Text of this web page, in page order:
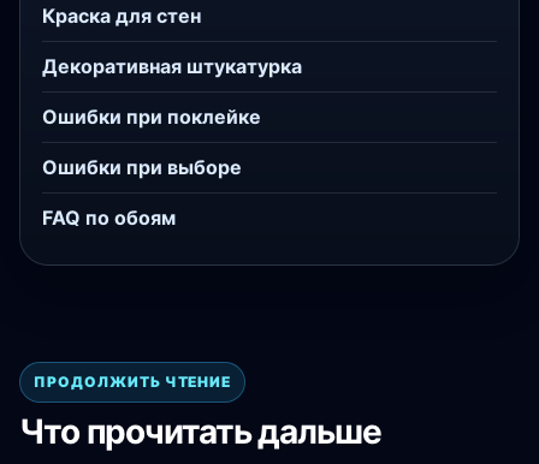
Краска для стен
Декоративная штукатурка
Ошибки при поклейке
Ошибки при выборе
FAQ по обоям
ПРОДОЛЖИТЬ ЧТЕНИЕ
Что прочитать дальше